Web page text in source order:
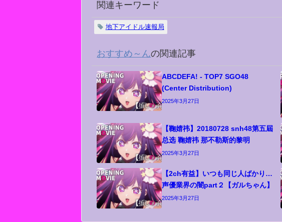
関連キーワード
地下アイドル速報局
おすすめ～んの関連記事
ABCDEFA! - TOP7 SGO48
(Center Distribution)
2025年3月27日
【鞠婧祎】20180728 snh48第五屆
总选 鞠婧祎 那不勒斯的黎明
2025年3月27日
【2ch有益】いつも同じ人ばかり…
声優業界の闇part２【ガルちゃん】
2025年3月27日